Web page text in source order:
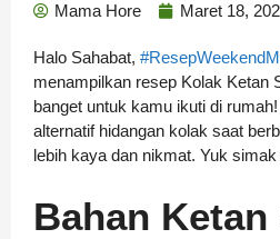
Mama Hore Maret 18,
Halo Sahabat,
menampilkan resep Kolak Ketan
banget untuk kamu ikuti di
alternatif hidangan kolak saat
lebih kaya dan nikmat. Yuk
Bahan Ketan